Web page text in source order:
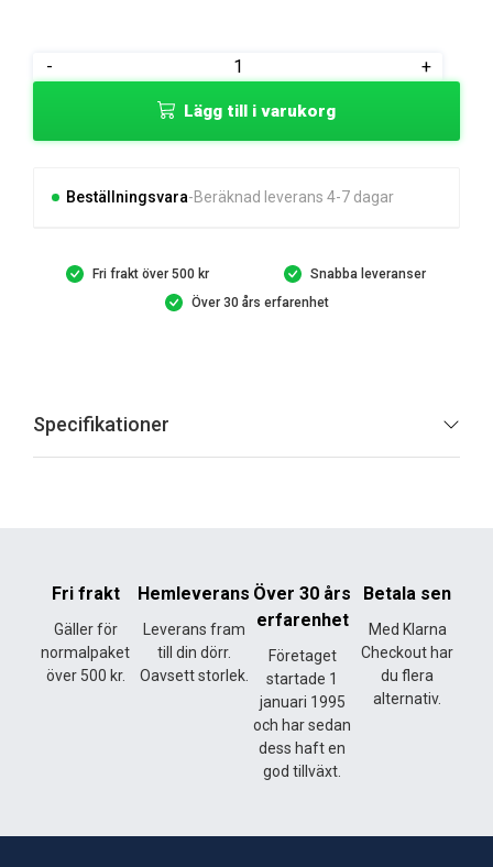
-
TÄCKBRICKA
+
Lägg till i varukorg
Beställningsvara Beräknad leverans 4-7 dagar
Fri frakt över 500 kr
Snabba leveranser
Över 30 års erfarenhet
Specifikationer
Fri frakt
Gäller för
normalpaket
över 500 kr.
Hemleverans
Leverans fram
till din dörr.
Oavsett storlek.
Över 30 års
erfarenhet
Företaget
startade 1
januari 1995
och har sedan
dess haft en
god tillväxt.
Betala sen
Med Klarna
Checkout har
du flera
alternativ.